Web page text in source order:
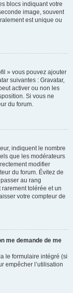
blocs indiquant votre
image, souvent
est unique ou
» vous pouvez ajouter
suivantes : Gravatar,
activer ou non les
Si vous ne
du forum.
indiquent le nombre
que les modérateurs
modifier
du forum. Évitez de
au rang
tolérée et un
votre compteur de
me demande de me
le formulaire intégré (si
empêcher l’utilisation